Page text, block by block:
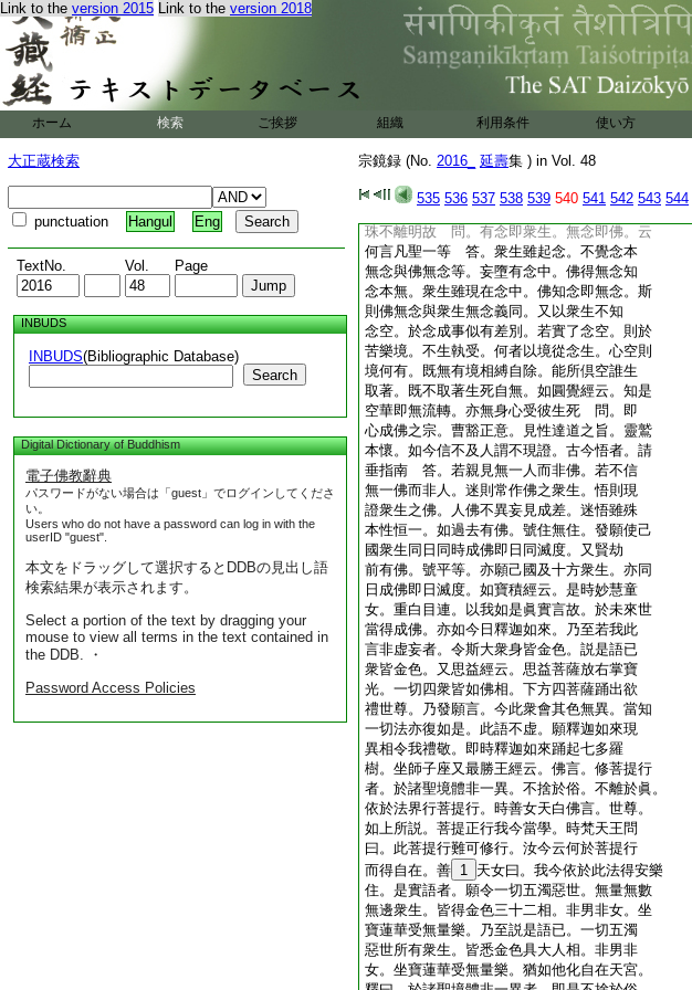
Link to the version 2015 Link to the version 2018
ホーム 検索 ご挨拶 組織 利用条件 使い方
大正蔵検索
punctuation Hangul Eng
TextNo. Vol. Page
INBUDS
INBUDS(Bibliographic Database)
Search
Digital Dictionary of Buddhism
電子佛教辭典
パスワードがない場合は「guest」でログインしてくださ
い。
Users who do not have a password can log in with the
userID "guest".
本文をドラッグして選択するとDDBの見出し語
検索結果が表示されます。
Select a portion of the text by dragging your
mouse to view all terms in the text contained in
the DDB. ・
Password Access Policies
宗鏡録 (No. 2016_ 延壽集 ) in Vol. 48
535 536 537 538 539 540 541 542 543 544
＊慧日永明寺主智覺禪師延壽集
夫菩提之道不可圖度。約一期方便寧無指
示。如何是菩提之相答。若約究竟菩提體
常冥寂如。淨名經云。寂滅是菩提。離諸相故。
若以無相之相。於方便門中。不無顯示令初
發菩提心人分明無惑故。如先徳云。謂寂照
無二。爲菩提相。猶如明鏡。無心爲體。鑒照爲
用。合爲其相。亦即禪宗即體之用。自知即用
之體恒寂。知寂不二爲心之相。又云。理智相
攝。以離理無智離智無理如珠之明故。以珠
珠不離明故 問。有念即衆生。無念即佛。云
何言凡聖一等 答。衆生雖起念。不覺念本
無念與佛無念等。妄墮有念中。佛得無念知
念本無。衆生雖現在念中。佛知念即無念。斯
則佛無念與衆生無念義同。又以衆生不知
念空。於念成事似有差別。若實了念空。則於
苦樂境。不生執受。何者以境從念生。心空則
境何有。既無有境相縛自除。能所倶空誰生
取著。既不取著生死自無。如圓覺經云。知是
空華即無流轉。亦無身心受彼生死 問。即
心成佛之宗。曹豁正意。見性達道之旨。靈鷲
本懷。如今信不及人謂不現證。古今悟者。請
垂指南 答。若親見無一人而非佛。若不信
無一佛而非人。迷則常作佛之衆生。悟則現
證衆生之佛。人佛不異妄見成差。迷悟雖殊
本性恒一。如過去有佛。號住無住。發願使己
國衆生同日同時成佛即日同滅度。又賢劫
前有佛。號平等。亦願己國及十方衆生。亦同
日成佛即日滅度。如寶積經云。是時妙慧童
女。重白目連。以我如是眞實言故。於未來世
當得成佛。亦如今日釋迦如來。乃至若我此
言非虚妄者。令斯大衆身皆金色。説是語已
衆皆金色。又思益經云。思益菩薩放右掌寶
光。一切四衆皆如佛相。下方四菩薩踊出欲
禮世尊。乃發願言。今此衆會其色無異。當知
一切法亦復如是。此語不虚。願釋迦如來現
異相令我禮敬。即時釋迦如來踊起七多羅
樹。坐師子座又最勝王經云。佛言。修菩提行
者。於諸聖境體非一異。不捨於俗。不離於眞。
依於法界行菩提行。時善女天白佛言。世尊。
如上所説。菩提正行我今當學。時梵天王問
曰。此菩提行難可修行。汝今云何於菩提行
而得自在。善 1 天女曰。我今依於此法得安樂
住。是實語者。願令一切五濁惡世。無量無數
無邊衆生。皆得金色三十二相。非男非女。坐
寶蓮華受無量樂。乃至説是語已。一切五濁
惡世所有衆生。皆悉金色具大人相。非男非
女。坐寶蓮華受無量樂。猶如他化自在天宮。